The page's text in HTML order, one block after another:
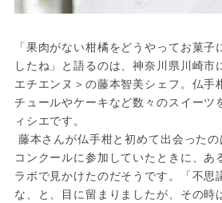
「果肉がない柑橘をどうやってお菓
したね」と語るのは、神奈川県川崎市
エチエンヌ＞の藤本智美シェフ。仏手
チュールやケーキなど数々のスイーツ
ィシエです。
コンクールに参加していたときに、あ
ラボで見かけたのだそうです。「不思
な、と、目に留まりましたが、その時